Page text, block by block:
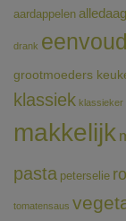
aardappelen
drank
grootmoeders
klassiek klassieker
makkelijk
pasta peterselie
tomatensaus